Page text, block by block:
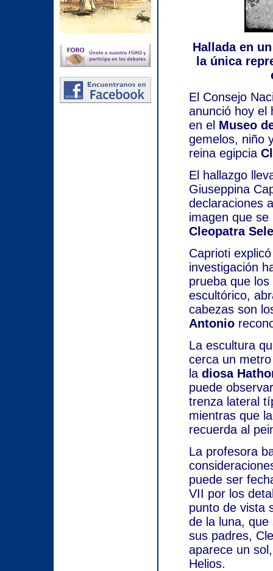
Hallada en
la única
El Consejo
anunció hoy el
en el Museo
gemelos, niño
reina egipcia
El hallazgo
Giuseppina
declaraciones
imagen que
Cleopatra
Caprioti
investigación
prueba que
escultórico,
cabezas son
Antonio
La escultura
cerca un
la diosa
puede
trenza lateral
mientras que
recuerda al
La profesora
puede ser
VII por los
punto de vista
de la luna, que
sus padres,
aparece un
Helios.